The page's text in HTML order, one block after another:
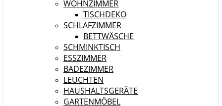
WOHNZIMMER
TISCHDEKO
SCHLAFZIMMER
BETTWÄSCHE
SCHMINKTISCH
ESSZIMMER
BADEZIMMER
LEUCHTEN
HAUSHALTSGERÄTE
GARTENMÖBEL